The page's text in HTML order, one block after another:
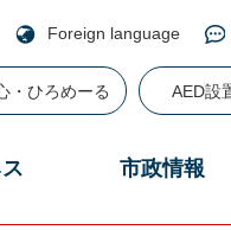
Foreign language
・ひろめーる AED設
市政情報